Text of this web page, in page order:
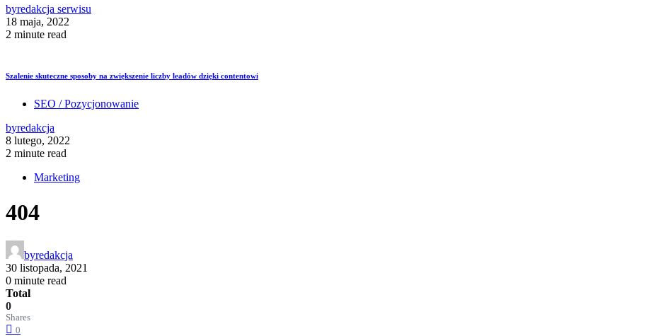
byredakcja serwisu
18 maja, 2022
2 minute read
Szalenie skuteczne sposoby na zwiększenie liczby leadów dzięki contentowi
SEO / Pozycjonowanie
byredakcja
8 lutego, 2022
2 minute read
Marketing
404
byredakcja
30 listopada, 2021
0 minute read
Total
0
Shares
0